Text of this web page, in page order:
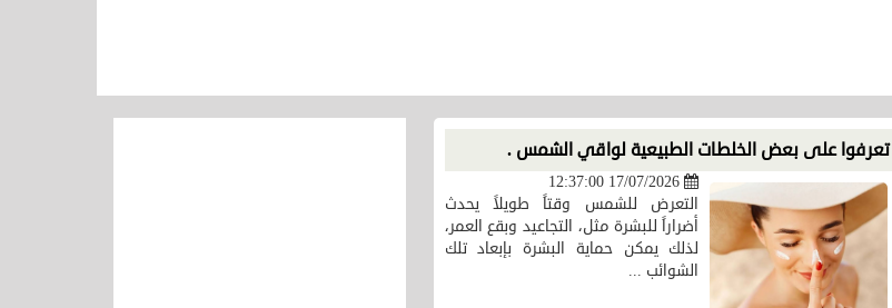
تعرفوا على بعض الخلطات الطبيعية لواقي الشمس .
17/07/2026 12:37:00
التعرض للشمس وقتاً طويلاً يحدث
أضراراً للبشرة مثل، التجاعيد وبقع العمر،
لذلك يمكن حماية البشرة بإبعاد تلك
الشوائب ...